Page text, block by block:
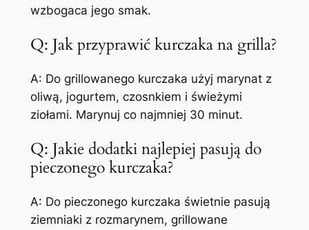
wzbogaca jego smak.
Q: Jak przyprawić kurczaka na grilla?
A: Do grillowanego kurczaka użyj marynat z
oliwą, jogurtem, czosnkiem i świeżymi
ziołami. Marynuj co najmniej 30 minut.
Q: Jakie dodatki najlepiej pasują do
pieczonego kurczaka?
A: Do pieczonego kurczaka świetnie pasują
ziemniaki z rozmarynem, grillowane